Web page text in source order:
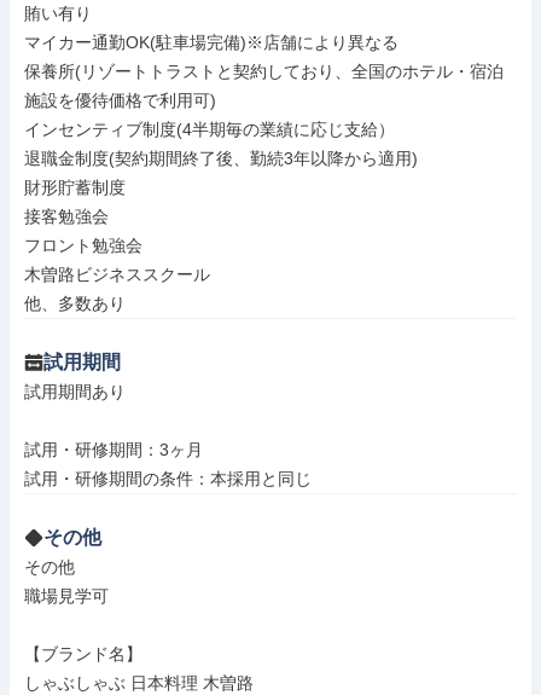
賄い有り
マイカー通勤OK(駐車場完備)※店舗により異なる
保養所(リゾートトラストと契約しており、全国のホテル・宿泊
施設を優待価格で利用可)
インセンティブ制度(4半期毎の業績に応じ支給）
退職金制度(契約期間終了後、勤続3年以降から適用)
財形貯蓄制度
接客勉強会
フロント勉強会
木曽路ビジネススクール
他、多数あり
試用期間
試用期間あり
試用・研修期間：3ヶ月
その他
その他
職場見学可
【ブランド名】
しゃぶしゃぶ 日本料理 木曽路